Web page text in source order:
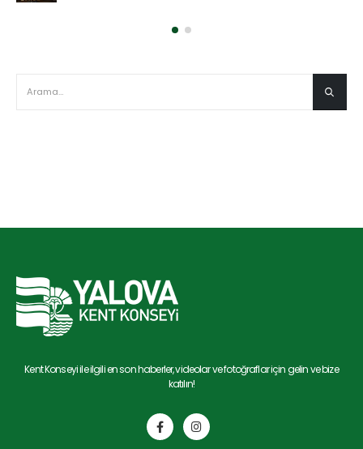
Kent Konseyi ile ilgili en son haberler, videolar ve fotoğraflar için gelin ve bize
katılın!